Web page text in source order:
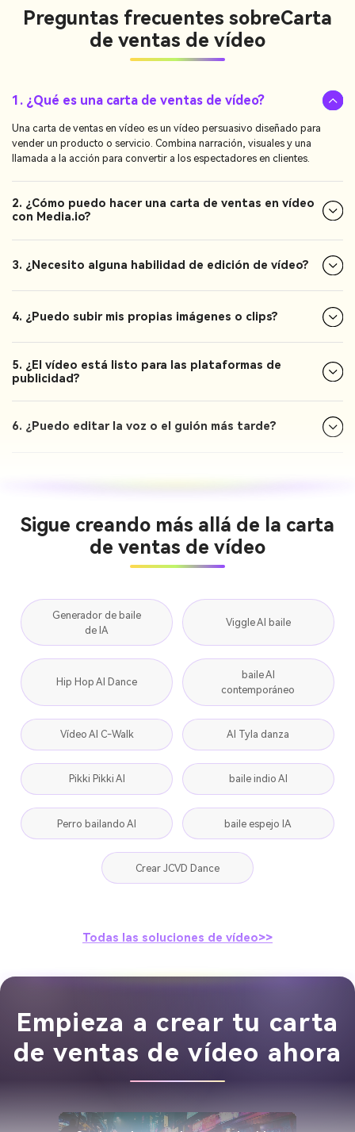
Preguntas frecuentes sobreCarta
de ventas de vídeo
1. ¿Qué es una carta de ventas de vídeo?
Una carta de ventas en vídeo es un vídeo persuasivo diseñado para
vender un producto o servicio. Combina narración, visuales y una
llamada a la acción para convertir a los espectadores en clientes.
2. ¿Cómo puedo hacer una carta de ventas en vídeo
con Media.io?
3. ¿Necesito alguna habilidad de edición de vídeo?
4. ¿Puedo subir mis propias imágenes o clips?
5. ¿El vídeo está listo para las plataformas de
publicidad?
6. ¿Puedo editar la voz o el guión más tarde?
Sigue creando más allá de la carta
de ventas de vídeo
Generador de baile
de IA
Viggle AI baile
Hip Hop AI Dance
baile AI
contemporáneo
Vídeo AI C-Walk AI Tyla danza
Pikki Pikki AI baile indio AI
Perro bailando AI baile espejo IA
Crear JCVD Dance
Todas las soluciones de vídeo>>
Empieza a crear tu carta
de ventas de vídeo ahora